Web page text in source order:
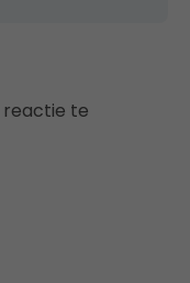
reactie te